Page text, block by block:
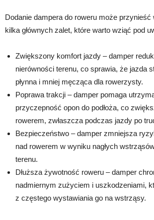
Dodanie dampera do roweru może
kilka głównych zalet, które warto wziąć pod
Zwiększony komfort jazdy – damper
nierówności terenu, co sprawia, że jazda
płynna i mniej męcząca dla rowerzysty.
Poprawa trakcji – damper pomaga
przyczepność opon do podłoża, co
rowerem, zwłaszcza podczas jazdy po
Bezpieczeństwo – damper zmniejsza
nad rowerem w wyniku nagłych
terenu.
Dłuższa żywotność roweru – damper
nadmiernym zużyciem i uszkodzeniami,
z częstego wystawiania go na wstrząsy.